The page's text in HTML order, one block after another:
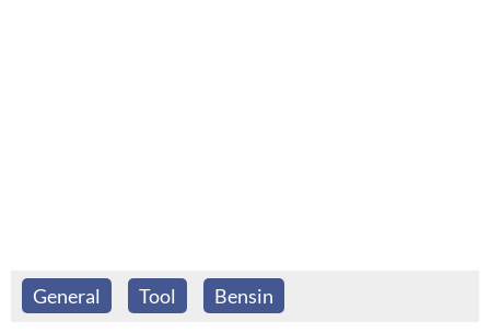
General Tool Bensin